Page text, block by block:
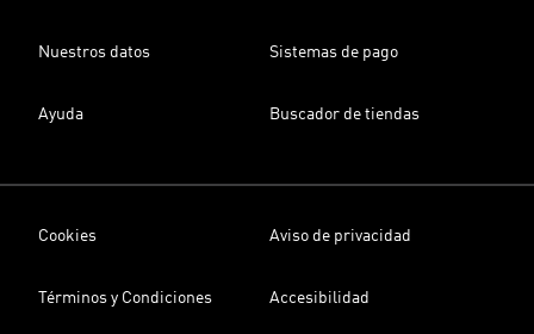
Nuestros datos Sistemas de pago
Ayuda Buscador de tiendas
Cookies Aviso de privacidad
Términos y Condiciones Accesibilidad